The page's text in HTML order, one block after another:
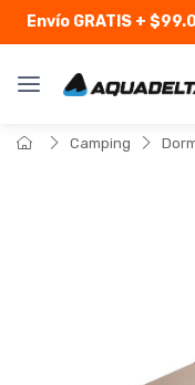
Envío GRATIS+
Camping